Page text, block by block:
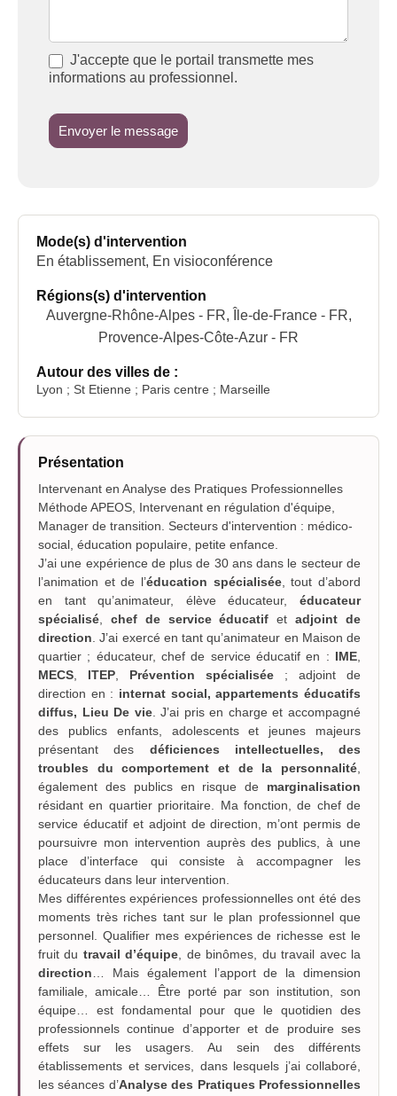
J'accepte que le portail transmette mes
informations au professionnel.
Envoyer le message
Mode(s) d'intervention
En établissement, En visioconférence
Régions(s) d'intervention
Auvergne-Rhône-Alpes - FR, Île-de-France - FR,
Provence-Alpes-Côte-Azur - FR
Autour des villes de :
Lyon ; St Etienne ; Paris centre ; Marseille
Présentation
Intervenant en Analyse des Pratiques Professionnelles
Méthode APEOS, Intervenant en régulation d'équipe,
Manager de transition. Secteurs d'intervention : médico-
social, éducation populaire, petite enfance.
J’ai une expérience de plus de 30 ans dans le secteur de
l’animation et de l’éducation spécialisée, tout d’abord
en tant qu’animateur, élève éducateur, éducateur
spécialisé
chef de service éducatif etadjoint de
direction . J’ai exercé en tant qu’animateur en Maison de
quartier ; éducateur, chef de service éducatif en : IME
MECS
ITEP Prévention spécialisée ; adjoint de
direction en : internat social, appartements éducatifs
diffus, Lieu De vie. J’ai pris en charge et accompagné
des publics enfants, adolescents et jeunes majeurs
présentant des déficiences intellectuelles, des
troubles du comportement
et de la personnalité
également des publics en risque de marginalisation
résidant en quartier prioritaire. Ma fonction, de chef de
service éducatif et adjoint de direction, m’ont permis de
poursuivre mon intervention auprès des publics, à une
place d’interface qui consiste à accompagner les
éducateurs dans leur intervention.
Mes différentes expériences professionnelles ont été des
moments très riches tant sur le plan professionnel que
personnel. Qualifier mes expériences de richesse est le
fruit du travail d’équipe , de binômes, du travail avec la
direction … Mais également l’apport de la dimension
familiale, amicale… Être porté par son institution, son
équipe… est fondamental pour que le quotidien des
professionnels continue d’apporter et de produire ses
effets sur les usagers. Au sein des différents
établissements et services, dans lesquels j’ai collaboré,
les séances d’Analyse des Pratiques Professionnelles